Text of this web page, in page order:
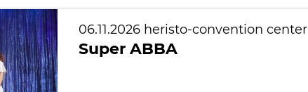
06.11.2026 heristo-convention center
Super ABBA